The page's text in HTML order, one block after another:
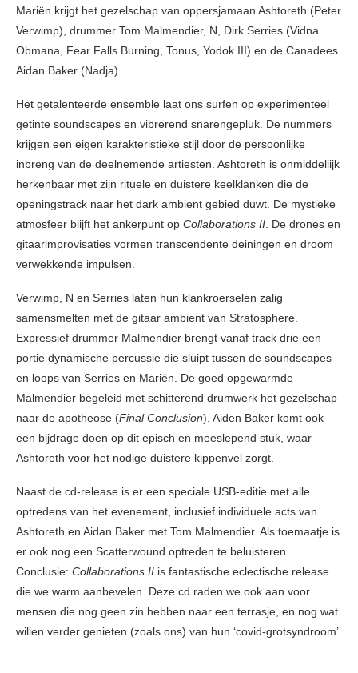
Mariën krijgt het gezelschap van oppersjamaan Ashtoreth (Peter
Verwimp), drummer Tom Malmendier, N, Dirk Serries (Vidna
Obmana, Fear Falls Burning, Tonus, Yodok III) en de Canadees
Aidan Baker (Nadja).
Het getalenteerde ensemble laat ons surfen op experimenteel
getinte soundscapes en vibrerend snarengepluk. De nummers
krijgen een eigen karakteristieke stijl door de persoonlijke
inbreng van de deelnemende artiesten. Ashtoreth is onmiddellijk
herkenbaar met zijn rituele en duistere keelklanken die de
openingstrack naar het dark ambient gebied duwt. De mystieke
atmosfeer blijft het ankerpunt op Collaborations II. De drones en
gitaarimprovisaties vormen transcendente deiningen en droom
verwekkende impulsen.
Verwimp, N en Serries laten hun klankroerselen zalig
samensmelten met de gitaar ambient van Stratosphere.
Expressief drummer Malmendier brengt vanaf track drie een
portie dynamische percussie die sluipt tussen de soundscapes
en loops van Serries en Mariën. De goed opgewarmde
Malmendier begeleid met schitterend drumwerk het gezelschap
naar de apotheose (Final Conclusion). Aiden Baker komt ook
een bijdrage doen op dit episch en meeslepend stuk, waar
Ashtoreth voor het nodige duistere kippenvel zorgt.
Naast de cd-release is er een speciale USB-editie met alle
optredens van het evenement, inclusief individuele acts van
Ashtoreth en Aidan Baker met Tom Malmendier. Als toemaatje is
er ook nog een Scatterwound optreden te beluisteren.
Conclusie: Collaborations II is fantastische eclectische release
die we warm aanbevelen. Deze cd raden we ook aan voor
mensen die nog geen zin hebben naar een terrasje, en nog wat
willen verder genieten (zoals ons) van hun ‘covid-grotsyndroom’.